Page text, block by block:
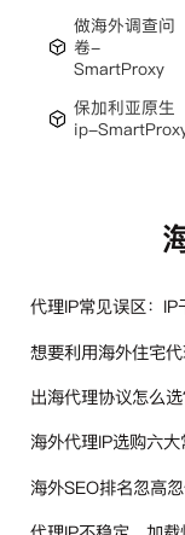
做海外调查问
卷-
SmartProxy
保加利亚原生
ip-
代理IP常见误区：IP
海外代理IP选购六